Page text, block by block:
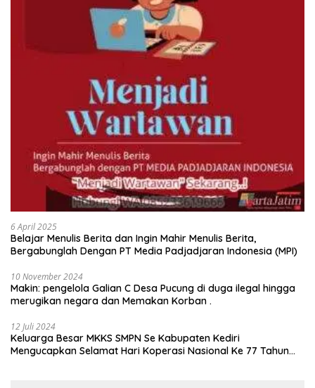
6 April 2025
Belajar Menulis Berita dan Ingin Mahir Menulis Berita,
Bergabunglah Dengan PT Media Padjadjaran Indonesia (MPI)
10 November 2024
Makin: pengelola Galian C Desa Pucung di duga ilegal hingga
merugikan negara dan Memakan Korban .
12 Juli 2024
Keluarga Besar MKKS SMPN Se Kabupaten Kediri
Mengucapkan Selamat Hari Koperasi Nasional Ke 77 Tahun